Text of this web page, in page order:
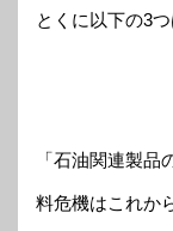
とくに以下の3
「石油関連製
料危機はこれか